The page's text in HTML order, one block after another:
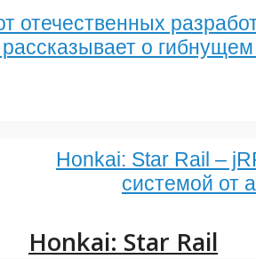
отечественных
о
Honkai: Star Rail –
системой от
Honkai: Star Rail